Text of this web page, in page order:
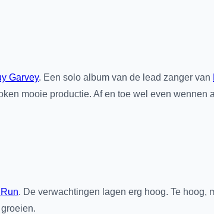
Garvey. Een solo album van de lead zanger van
mooie productie. Af en toe wel even wennen
. De verwachtingen lagen erg hoog. Te hoog,